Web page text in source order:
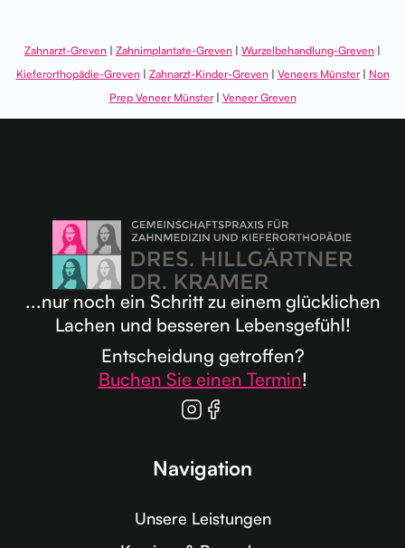
Zahnarzt-Greven | Zahnimplantate-Greven | Wurzelbehandlung-Greven |
Kieferorthopädie-Greven| Zahnarzt-Kinder-Greven| Veneers Münster| Non
Prep Veneer Münster| Veneer Greven
...nur noch ein Schritt zu einem glücklichen
Lachen und besseren Lebensgefühl!
Entscheidung getroffen?
Buchen Sie einen Termin!
Navigation
Unsere Leistungen